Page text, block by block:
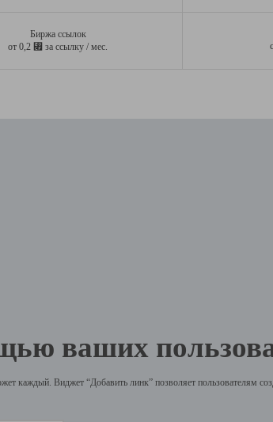
Биржа ссылок
от 0,2 ⃏ за ссылку / мес.
ваших
каждый. Виджет “Добавить линк” позволяет пользователям